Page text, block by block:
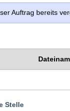
Auftrag bereits
Stelle